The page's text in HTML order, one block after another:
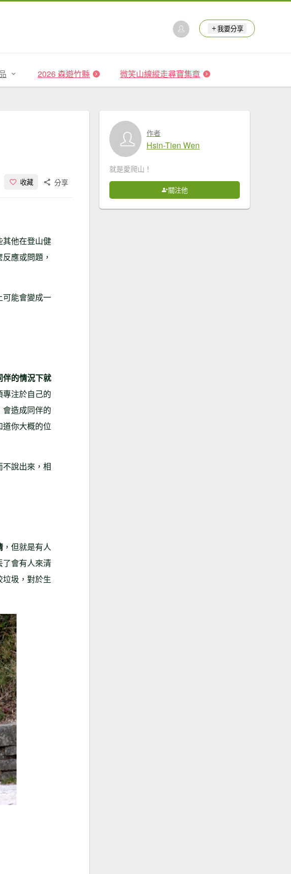
我要分享
2026 森遊竹縣 微笑山線縱走尋寶集章
收藏 分享
其他在登山健
應或問題，
可能會變成一
伴的情況下就
專注於自己的
造成同伴的
你大概的位
說出來，相
，但就是有人
了會有人來清
圾，對於生
作者
Hsin-Tien Wen
就是愛爬山！
關注他